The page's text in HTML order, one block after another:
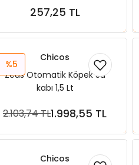
257,25 TL
Sepete Ekle
%5
Chicos
Zeus Otomatik Köpek Su
kabı 1,5 Lt
2.103,74 TL1.998,55 TL
Sepete Ekle
Chicos